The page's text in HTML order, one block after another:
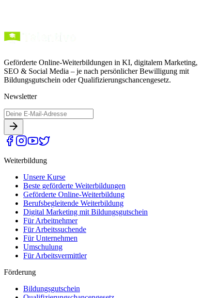
Geförderte Online-Weiterbildungen in KI, digitalem Marketing,
SEO & Social Media – je nach persönlicher Bewilligung mit
Bildungsgutschein oder Qualifizierungschancengesetz.
Newsletter
Weiterbildung
Unsere Kurse
Beste geförderte Weiterbildungen
Geförderte Online-Weiterbildung
Berufsbegleitende Weiterbildung
Digital Marketing mit Bildungsgutschein
Für Arbeitnehmer
Für Arbeitssuchende
Für Unternehmen
Umschulung
Für Arbeitsvermittler
Förderung
Bildungsgutschein